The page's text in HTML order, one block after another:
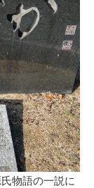
物語の一説に